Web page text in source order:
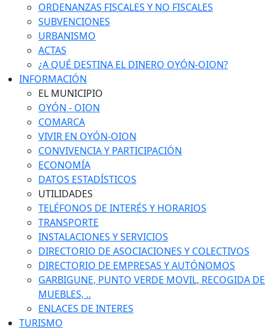
ORDENANZAS FISCALES Y NO FISCALES
SUBVENCIONES
URBANISMO
ACTAS
¿A QUÉ DESTINA EL DINERO OYÓN-OION?
INFORMACIÓN
EL MUNICIPIO
OYÓN - OION
COMARCA
VIVIR EN OYÓN-OION
CONVIVENCIA Y PARTICIPACIÓN
ECONOMÍA
DATOS ESTADÍSTICOS
UTILIDADES
TELÉFONOS DE INTERÉS Y HORARIOS
TRANSPORTE
INSTALACIONES Y SERVICIOS
DIRECTORIO DE ASOCIACIONES Y COLECTIVOS
DIRECTORIO DE EMPRESAS Y AUTÓNOMOS
GARBIGUNE, PUNTO VERDE MOVIL, RECOGIDA DE
MUEBLES, ..
ENLACES DE INTERES
TURISMO